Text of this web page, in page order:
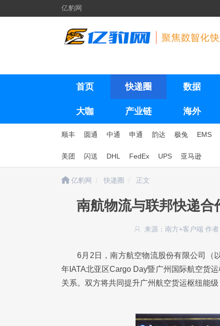
亿豹网
首页 快递圈 数据
大咖 产业链 海外
顺丰 圆通 中通 申通 韵达 极兔 EMS
美团 闪送 DHL FedEx UPS 亚马逊
亿豹网 快递圈 正文
南航物流与联邦快递
来源：南方+客户端 作
6月2日，南方航空物流股份有限公司（
年IATA北亚区Cargo Day暨广州国际航空货
关系。双方将共同提升广州航空货运枢纽能